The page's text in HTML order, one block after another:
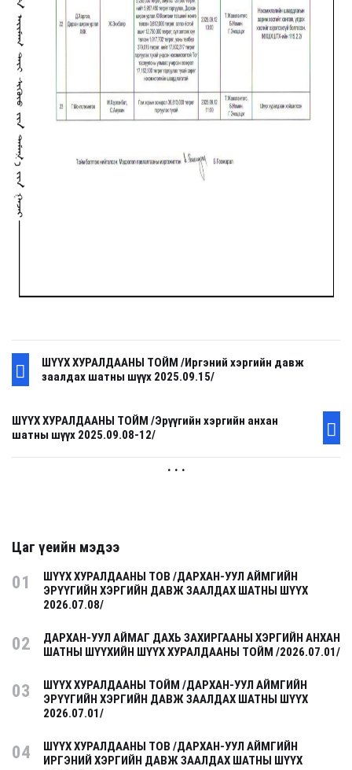
ШҮҮХ ХУРАЛДААНЫ ТОЙМ /Иргэний хэргийн давж
заалдах шатны шүүх 2025.09.15/
ШҮҮХ ХУРАЛДААНЫ ТОЙМ /Эрүүгийн хэргийн анхан
шатны шүүх 2025.09.08-12/
. . .
Цаг үеийн мэдээ
01
ШҮҮХ ХУРАЛДААНЫ ТОВ /ДАРХАН-УУЛ АЙМГИЙН
ЭРҮҮГИЙН ХЭРГИЙН ДАВЖ ЗААЛДАХ ШАТНЫ ШҮҮХ
2026.07.08/
02
ДАРХАН-УУЛ АЙМАГ ДАХЬ ЗАХИРГААНЫ ХЭРГИЙН АНХАН
ШАТНЫ ШҮҮХИЙН ШҮҮХ ХУРАЛДААНЫ ТОЙМ /2026.07.01/
03
ШҮҮХ ХУРАЛДААНЫ ТОЙМ /ДАРХАН-УУЛ АЙМГИЙН
ЭРҮҮГИЙН ХЭРГИЙН ДАВЖ ЗААЛДАХ ШАТНЫ ШҮҮХ
2026.07.01/
04
ШҮҮХ ХУРАЛДААНЫ ТОВ /ДАРХАН-УУЛ АЙМГИЙН
ИРГЭНИЙ ХЭРГИЙН ДАВЖ ЗААЛДАХ ШАТНЫ ШҮҮХ